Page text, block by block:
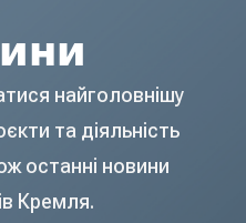
найголовнішу
та діяльність
останні новини
Кремля.